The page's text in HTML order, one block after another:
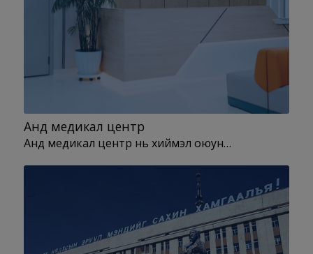
Анд медикал центр
Анд медикал центр нь хиймэл оюун…